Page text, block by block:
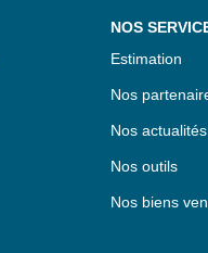
NOS
Estimation
Nos
Nos actualités
Nos outils
Nos biens